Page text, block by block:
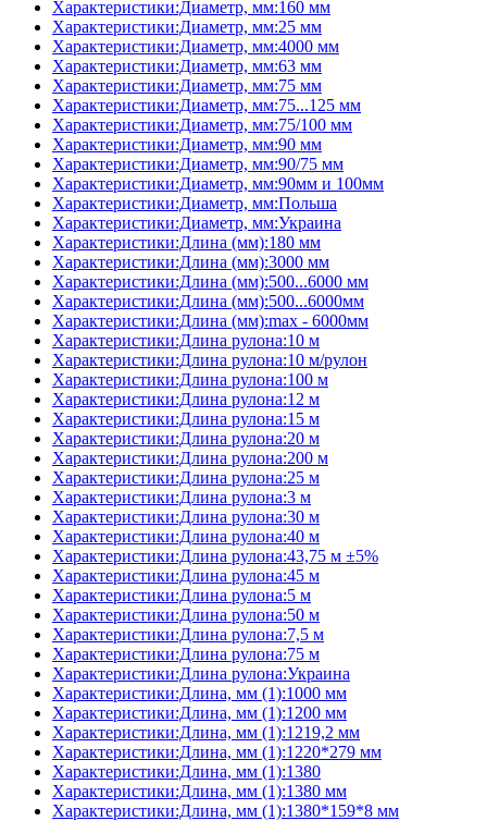
Характеристики:Диаметр, мм:160 мм
Характеристики:Диаметр, мм:25 мм
Характеристики:Диаметр, мм:4000 мм
Характеристики:Диаметр, мм:63 мм
Характеристики:Диаметр, мм:75 мм
Характеристики:Диаметр, мм:75...125 мм
Характеристики:Диаметр, мм:75/100 мм
Характеристики:Диаметр, мм:90 мм
Характеристики:Диаметр, мм:90/75 мм
Характеристики:Диаметр, мм:90мм и 100мм
Характеристики:Диаметр, мм:Польша
Характеристики:Диаметр, мм:Украина
Характеристики:Длина (мм):180 мм
Характеристики:Длина (мм):3000 мм
Характеристики:Длина (мм):500...6000 мм
Характеристики:Длина (мм):500...6000мм
Характеристики:Длина (мм):max - 6000мм
Характеристики:Длина рулона:10 м
Характеристики:Длина рулона:10 м/рулон
Характеристики:Длина рулона:100 м
Характеристики:Длина рулона:12 м
Характеристики:Длина рулона:15 м
Характеристики:Длина рулона:20 м
Характеристики:Длина рулона:200 м
Характеристики:Длина рулона:25 м
Характеристики:Длина рулона:3 м
Характеристики:Длина рулона:30 м
Характеристики:Длина рулона:40 м
Характеристики:Длина рулона:43,75 м ±5%
Характеристики:Длина рулона:45 м
Характеристики:Длина рулона:5 м
Характеристики:Длина рулона:50 м
Характеристики:Длина рулона:7,5 м
Характеристики:Длина рулона:75 м
Характеристики:Длина рулона:Украина
Характеристики:Длина, мм (1):1000 мм
Характеристики:Длина, мм (1):1200 мм
Характеристики:Длина, мм (1):1219,2 мм
Характеристики:Длина, мм (1):1220*279 мм
Характеристики:Длина, мм (1):1380
Характеристики:Длина, мм (1):1380 мм
Характеристики:Длина, мм (1):1380*159*8 мм